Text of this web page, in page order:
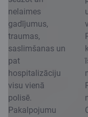
nelaimes
gadījumus,
traumas,
saslimšanas un
pat
hospitalizāciju
visu vienā
polisē.
Pakalpojumu